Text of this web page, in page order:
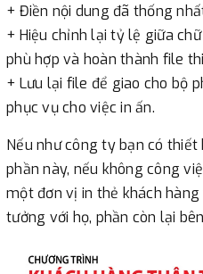
+ Điền nội dung đã thống
+ Hiệu chỉnh lại tỷ lệ giữa
phù hợp và hoàn thành file
+ Lưu lại file để giao cho bộ
phục vụ cho việc in ấn.
Nếu như công ty bạn có
phần này, nếu không công
một đơn vị in thẻ khách
tưởng với họ, phần còn lại